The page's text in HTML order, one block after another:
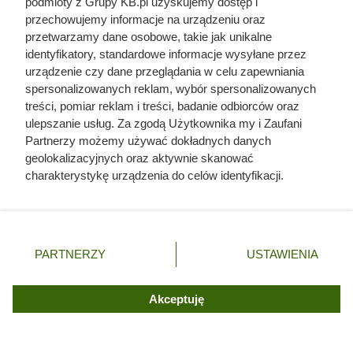
sięgamy po wodę mniej więcej raz w tygodniu.
Wiosną przycinamy źdźbła do około 5 cm i przenosimy
roślinę do większych donic, żeby miała przestrzeń na
dalszy rozrost i mocniejsze ukorzenienie.
Gdy kępa mocno się rozrośnie, warto ją podzielić i z
każdej części przygotować nowe sadzonki. A może
zainteresuje cię takżeuprawa lawendy
przechowujemy informacje na urządzeniu oraz
przetwarzamy dane osobowe, takie jak unikalne
identyfikatory, standardowe informacje wysyłane przez
urządzenie czy dane przeglądania w celu zapewniania
spersonalizowanych reklam, wybór spersonalizowanych
treści, pomiar reklam i treści, badanie odbiorców oraz
ulepszanie usług. Za zgodą Użytkownika my i Zaufani
Partnerzy możemy używać dokładnych danych
geolokalizacyjnych oraz aktywnie skanować
charakterystykę urządzenia do celów identyfikacji.
zmienić/wycofać klikając przycisk ustawień prywatności
znajdujący się w lewym dolnym rogu strony. Niektóre
użytkownika, ale masz prawo sprzeciwić się takiemu
przetwarzaniu. Preferencje będą miały zastosowania tylko
PARTNERZY USTAWIENIA
Akceptuję